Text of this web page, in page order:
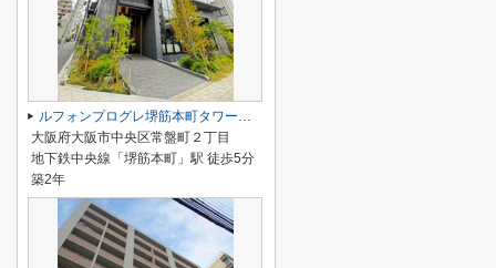
ルフォンプログレ堺筋本町タワーレジデンス
大阪府大阪市中央区常盤町２丁目
地下鉄中央線「堺筋本町」駅 徒歩5分
築2年